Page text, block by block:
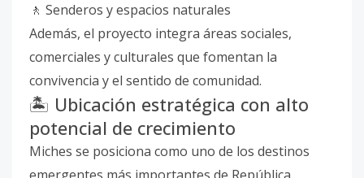
🚶 Senderos y espacios naturales
Además, el proyecto integra áreas sociales,
comerciales y culturales que fomentan la
convivencia y el sentido de comunidad.
🏝️ Ubicación estratégica con alto
potencial de crecimiento
Miches se posiciona como uno de los destinos